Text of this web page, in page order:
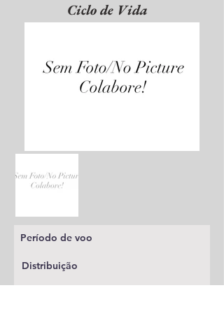
Ciclo de Vida
Período de voo
Distribuição